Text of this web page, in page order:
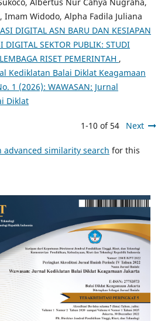
Imam Widodo, Alpha Fadila Juliana
DIGITAL ASN BARU DAN KESIAPAN
DIGITAL SEKTOR PUBLIK: STUDI
RISET PEMERINTAH ,
Kediklatan Balai Diklat Keagamaan
1 (2026): WAWASAN: Jurnal
Diklat
1-10 of 54 Next
advanced similarity search for this